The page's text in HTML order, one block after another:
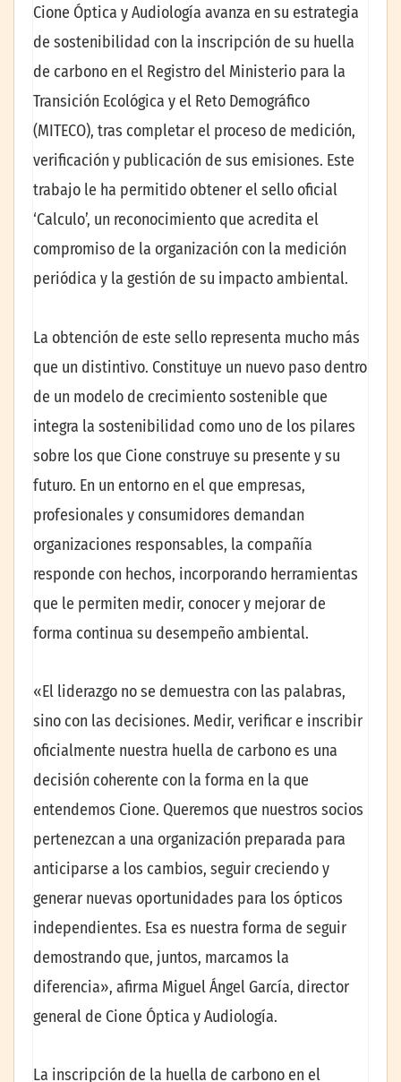
Cione Óptica y Audiología avanza en su estrategia
de sostenibilidad con la inscripción de su huella
de carbono en el Registro del Ministerio para la
Transición Ecológica y el Reto Demográfico
(MITECO), tras completar el proceso de medición,
verificación y publicación de sus emisiones. Este
trabajo le ha permitido obtener el sello oficial
‘Calculo’, un reconocimiento que acredita el
compromiso de la organización con la medición
periódica y la gestión de su impacto ambiental.
La obtención de este sello representa mucho más
que un distintivo. Constituye un nuevo paso dentro
de un modelo de crecimiento sostenible que
integra la sostenibilidad como uno de los pilares
sobre los que Cione construye su presente y su
futuro. En un entorno en el que empresas,
profesionales y consumidores demandan
organizaciones responsables, la compañía
responde con hechos, incorporando herramientas
que le permiten medir, conocer y mejorar de
forma continua su desempeño ambiental.
«El liderazgo no se demuestra con las palabras,
sino con las decisiones. Medir, verificar e inscribir
oficialmente nuestra huella de carbono es una
decisión coherente con la forma en la que
entendemos Cione. Queremos que nuestros socios
pertenezcan a una organización preparada para
anticiparse a los cambios, seguir creciendo y
generar nuevas oportunidades para los ópticos
independientes. Esa es nuestra forma de seguir
demostrando que, juntos, marcamos la
diferencia», afirma Miguel Ángel García, director
general de Cione Óptica y Audiología.
La inscripción de la huella de carbono en el